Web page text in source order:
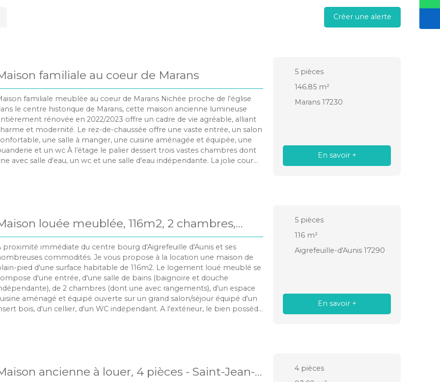
Créer une alerte
familiale au coeur de Marans
familiale meublée au coeur de Marans Nichée proche de l'église
le centre historique de Marans, cette maison ancienne lumineuse
rénovée en 2022/2023 offre un cadre de vie agréable, alliant
et modernité. Le rez-de-chaussée offre une vaste entrée, un salon
une salle à manger, une cuisine aménagée et équipée, une
et un wc À l’étage le palier dessert trois vastes chambres dont
avec salle d'eau, un wc et une salle d'eau indépendante. La jolie cour
5 pièces
146.85 m²
Marans 17230
En savoir +
louée meublée, 116m2, 2 chambres,
jardinet.
proximité immédiate du centre bourg d'Aigrefeuille d'Aunis et ses
commodités. Je vous propose à la location une maison de
pied d'une surface habitable de 116m2. Le logement loué meublé se
d'une entrée, d'une salle de bains (baignoire et douche
de 2 chambres (dont une avec rangements), d'un espace
aménagé et équipé ouverte sur un grand salon/séjour équipé d'un
bois, d'un cellier, d'un WC indépendant. A l'extérieur, le bien possède
locataire: 1276 euros dont 348 euros d'état des lieux. Dépôt de garantie:
5 pièces
116 m²
Aigrefeuille-d'Aunis 17290
En savoir +
ancienne à louer, 4 pièces - Saint-Jean-
4 pièces